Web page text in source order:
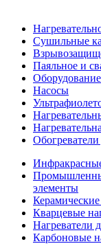
Сушильные
Паяльное и
Насосы
элементы
Керамические
Кварцевые
Нагреватели
Карбоновые